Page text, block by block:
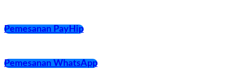
Pemesanan PayHip
Pemesanan WhatsApp